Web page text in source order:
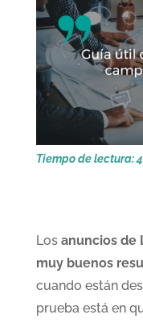
Tiempo de lectura:4
Los anuncios de
muy buenos
cuando están
prueba está en